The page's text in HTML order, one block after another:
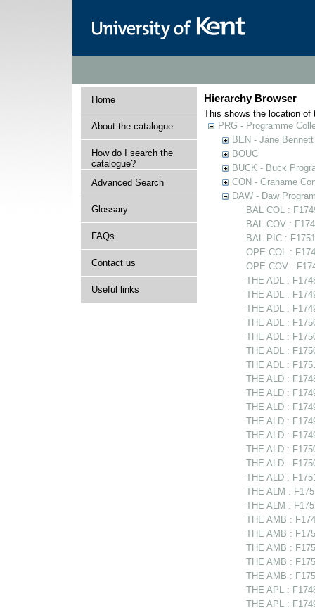
Home
About the catalogue
How do I search the
catalogue?
Advanced Search
Glossary
FAQs
Contact us
Useful links
Hierarchy Browser
This shows the location of
PRG - Programme
BEN - Jane
BOUC
BUCK - Buck
CON - Grahame
DAW - Daw
BAL COL :
BAL COV :
BAL PIC :
OPE COL :
OPE COV :
THE ADL :
THE ADL :
THE ADL :
THE ADL :
THE ADL :
THE ADL :
THE ADL :
THE ALD :
THE ALD :
THE ALD :
THE ALD :
THE ALD :
THE ALD :
THE ALD :
THE ALD :
THE ALM :
THE ALM :
THE AMB :
THE AMB :
THE AMB :
THE AMB :
THE AMB :
THE APL :
THE APL :